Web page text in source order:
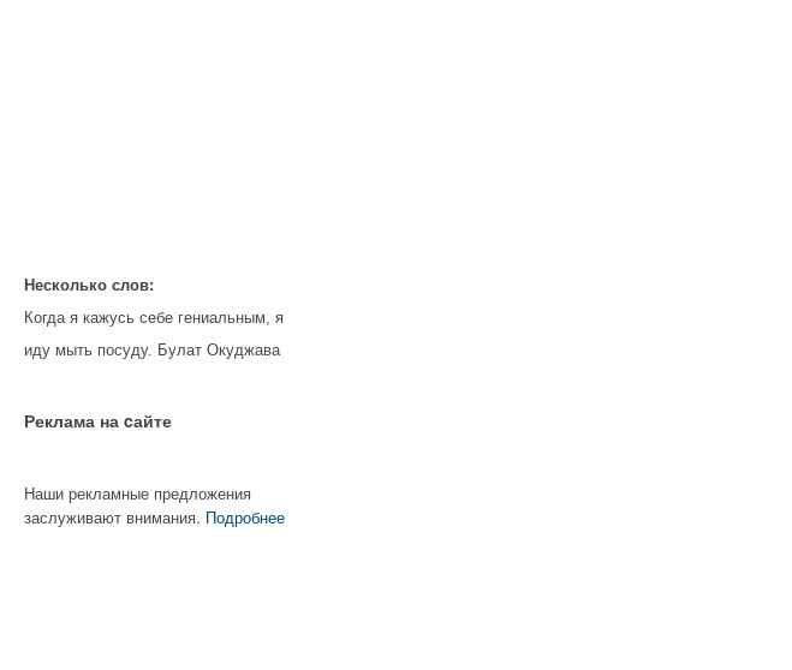
Несколько слов:
Когда я кажусь себе гениальным, я
иду мыть посуду. Булат Окуджава
Реклама на cайте
Наши рекламные предложения
заслуживают внимания. Подробнее